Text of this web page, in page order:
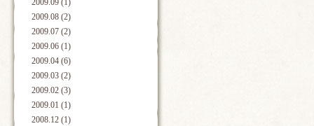
2009.09 (1)
2009.08 (2)
2009.07 (2)
2009.06 (1)
2009.04 (6)
2009.03 (2)
2009.02 (3)
2009.01 (1)
2008.12 (1)